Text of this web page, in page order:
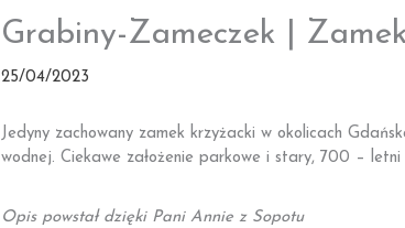
Grabiny-Zameczek |
25/04/2023
Jedyny zachowany zamek krzyżacki w okolicach
wodnej. Ciekawe założenie parkowe i stary, 700 –
Opis powstał dzięki Pani Annie z Sopotu